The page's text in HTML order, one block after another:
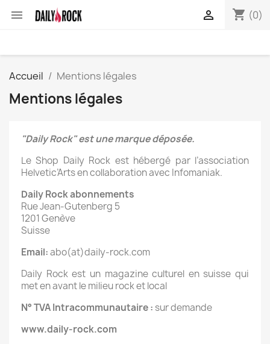
 shopping_cart (0)

Accueil Mentions légales
Mentions légales
"Daily Rock" est une marque déposée.
Le Shop Daily Rock est hébergé par l’association
Helvetic’Arts en collaboration avec Infomaniak.
Daily Rock abonnements
Rue Jean-Gutenberg 5
1201 Genève
Suisse
Email:abo(at)daily-rock.com
Daily Rock est un magazine culturel en suisse qui
met en avant le milieu rock et local
N° TVA Intracommunautaire : sur demande
www.daily-rock.com